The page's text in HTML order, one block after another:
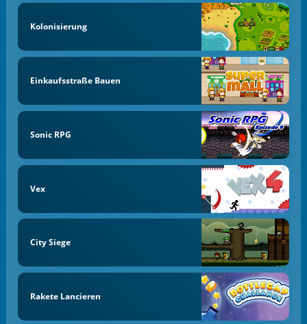
Kolonisierung
Einkaufsstraße Bauen
Sonic RPG
Vex
City Siege
Rakete Lancieren